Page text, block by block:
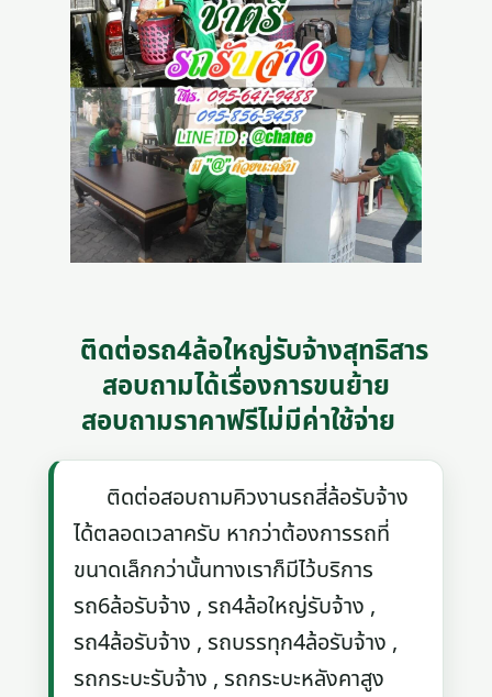
ติดต่อรถ4ล้อใหญ่รับจ้างสุทธิสาร
สอบถามได้เรื่องการขนย้าย
สอบถามราคาฟรีไม่มีค่าใช้จ่าย
ติดต่อสอบถามคิวงานรถสี่ล้อรับจ้าง
ได้ตลอดเวลาครับ หากว่าต้องการรถที่
ขนาดเล็กกว่านั้นทางเราก็มีไว้บริการ
รถ6ล้อรับจ้าง , รถ4ล้อใหญ่รับจ้าง ,
รถ4ล้อรับจ้าง , รถบรรทุก4ล้อรับจ้าง ,
รถกระบะรับจ้าง , รถกระบะหลังคาสูง